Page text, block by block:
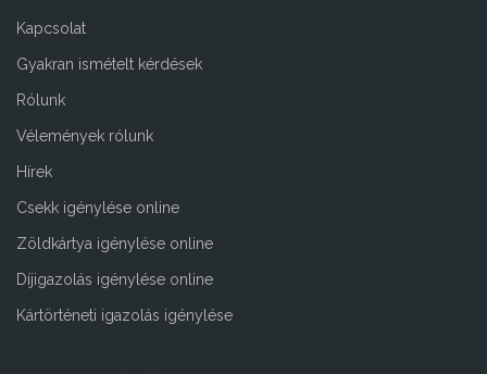
Kapcsolat
Gyakran ismételt kérdések
Rólunk
Vélemények rólunk
Hírek
Csekk igénylése online
Zöldkártya igénylése online
Díjigazolás igénylése online
Kártörténeti igazolás igénylése